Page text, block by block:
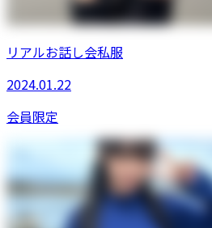
リアルお話し会私服
2024.01.22
会員限定